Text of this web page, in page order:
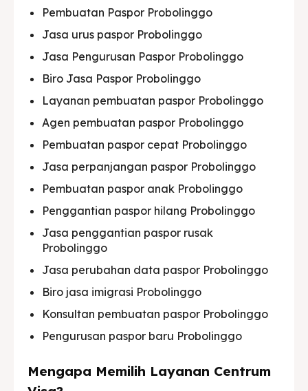
Pembuatan Paspor Probolinggo
Jasa urus paspor Probolinggo
Jasa Pengurusan Paspor Probolinggo
Biro Jasa Paspor Probolinggo
Layanan pembuatan paspor Probolinggo
Agen pembuatan paspor Probolinggo
Pembuatan paspor cepat Probolinggo
Jasa perpanjangan paspor Probolinggo
Pembuatan paspor anak Probolinggo
Penggantian paspor hilang Probolinggo
Jasa penggantian paspor rusak
Probolinggo
Jasa perubahan data paspor Probolinggo
Biro jasa imigrasi Probolinggo
Konsultan pembuatan paspor Probolinggo
Pengurusan paspor baru Probolinggo
Mengapa Memilih Layanan Centrum